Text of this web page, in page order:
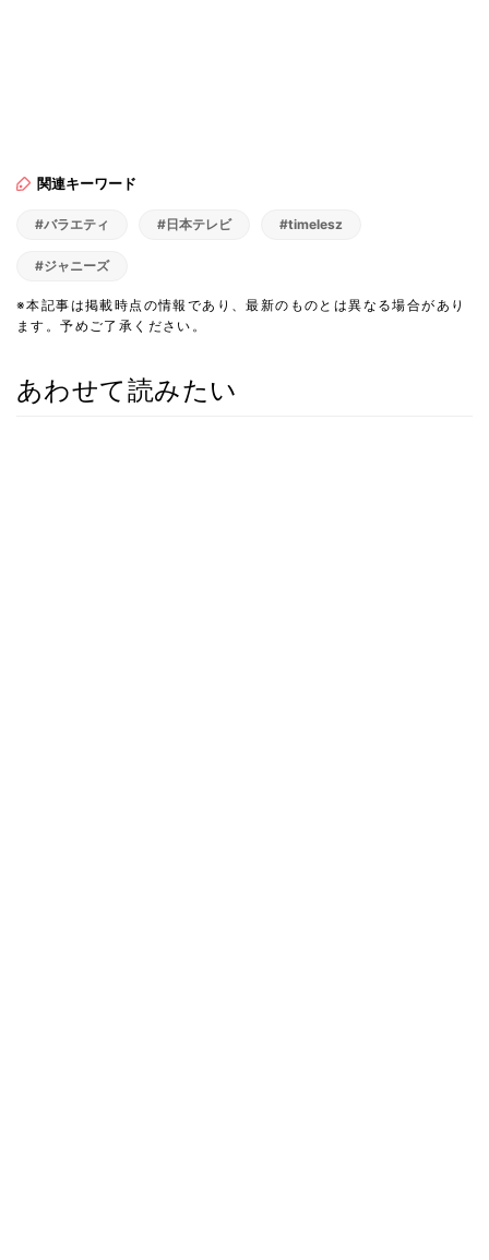
関連キーワード
#バラエティ #日本テレビ #timelesz
#ジャニーズ
※本記事は掲載時点の情報であり、最新のものとは異なる場合があり
ます。予めご了承ください。
あわせて読みたい